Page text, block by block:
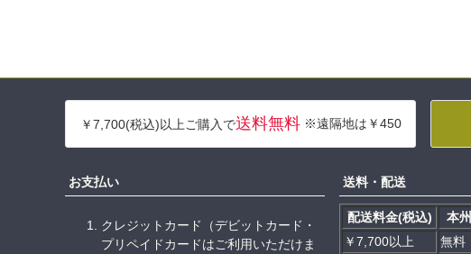
￥7,700(税込)以上ご購入で送料無料※遠隔地は￥450
お支払い
クレジットカード（デビットカード・
プリペイドカードはご利用いただけま
送料・配送
配送料金(税込) 本州
￥7,700以上
無料